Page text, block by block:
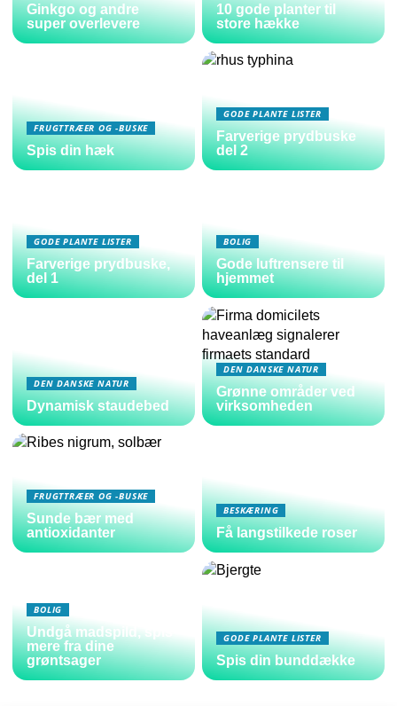
Ginkgo og andre
super overlevere
10 gode planter til
store hække
FRUGTTRÆER OG -BUSKE
Spis din hæk
GODE PLANTE LISTER
Farverige prydbuske
del 2
GODE PLANTE LISTER
Farverige prydbuske,
del 1
BOLIG
Gode luftrensere til
hjemmet
DEN DANSKE NATUR
Dynamisk staudebed
DEN DANSKE NATUR
Grønne områder ved
virksomheden
FRUGTTRÆER OG -BUSKE
Sunde bær med
antioxidanter
BESKÆRING
Få langstilkede roser
BOLIG
Undgå madspild, spis
mere fra dine
grøntsager
GODE PLANTE LISTER
Spis din bunddække